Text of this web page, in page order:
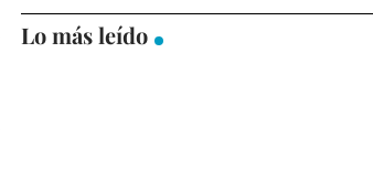
Lo más leído